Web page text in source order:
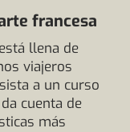
francesa
llena de
viajeros
a un curso
cuenta de
más